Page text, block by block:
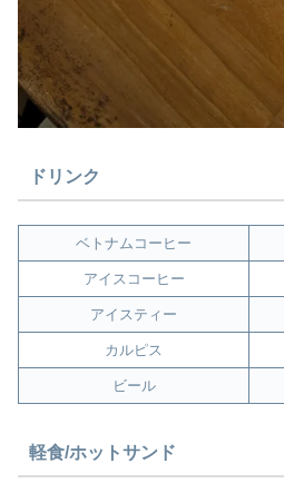
ドリンク
ベトナムコーヒー
アイスコーヒー
アイスティー
カルピス
ビール
軽食/ホットサンド